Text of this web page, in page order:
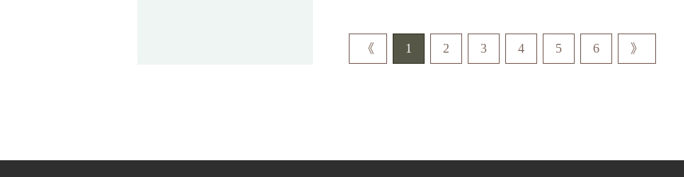
《 1 2 3 4 5 6 》